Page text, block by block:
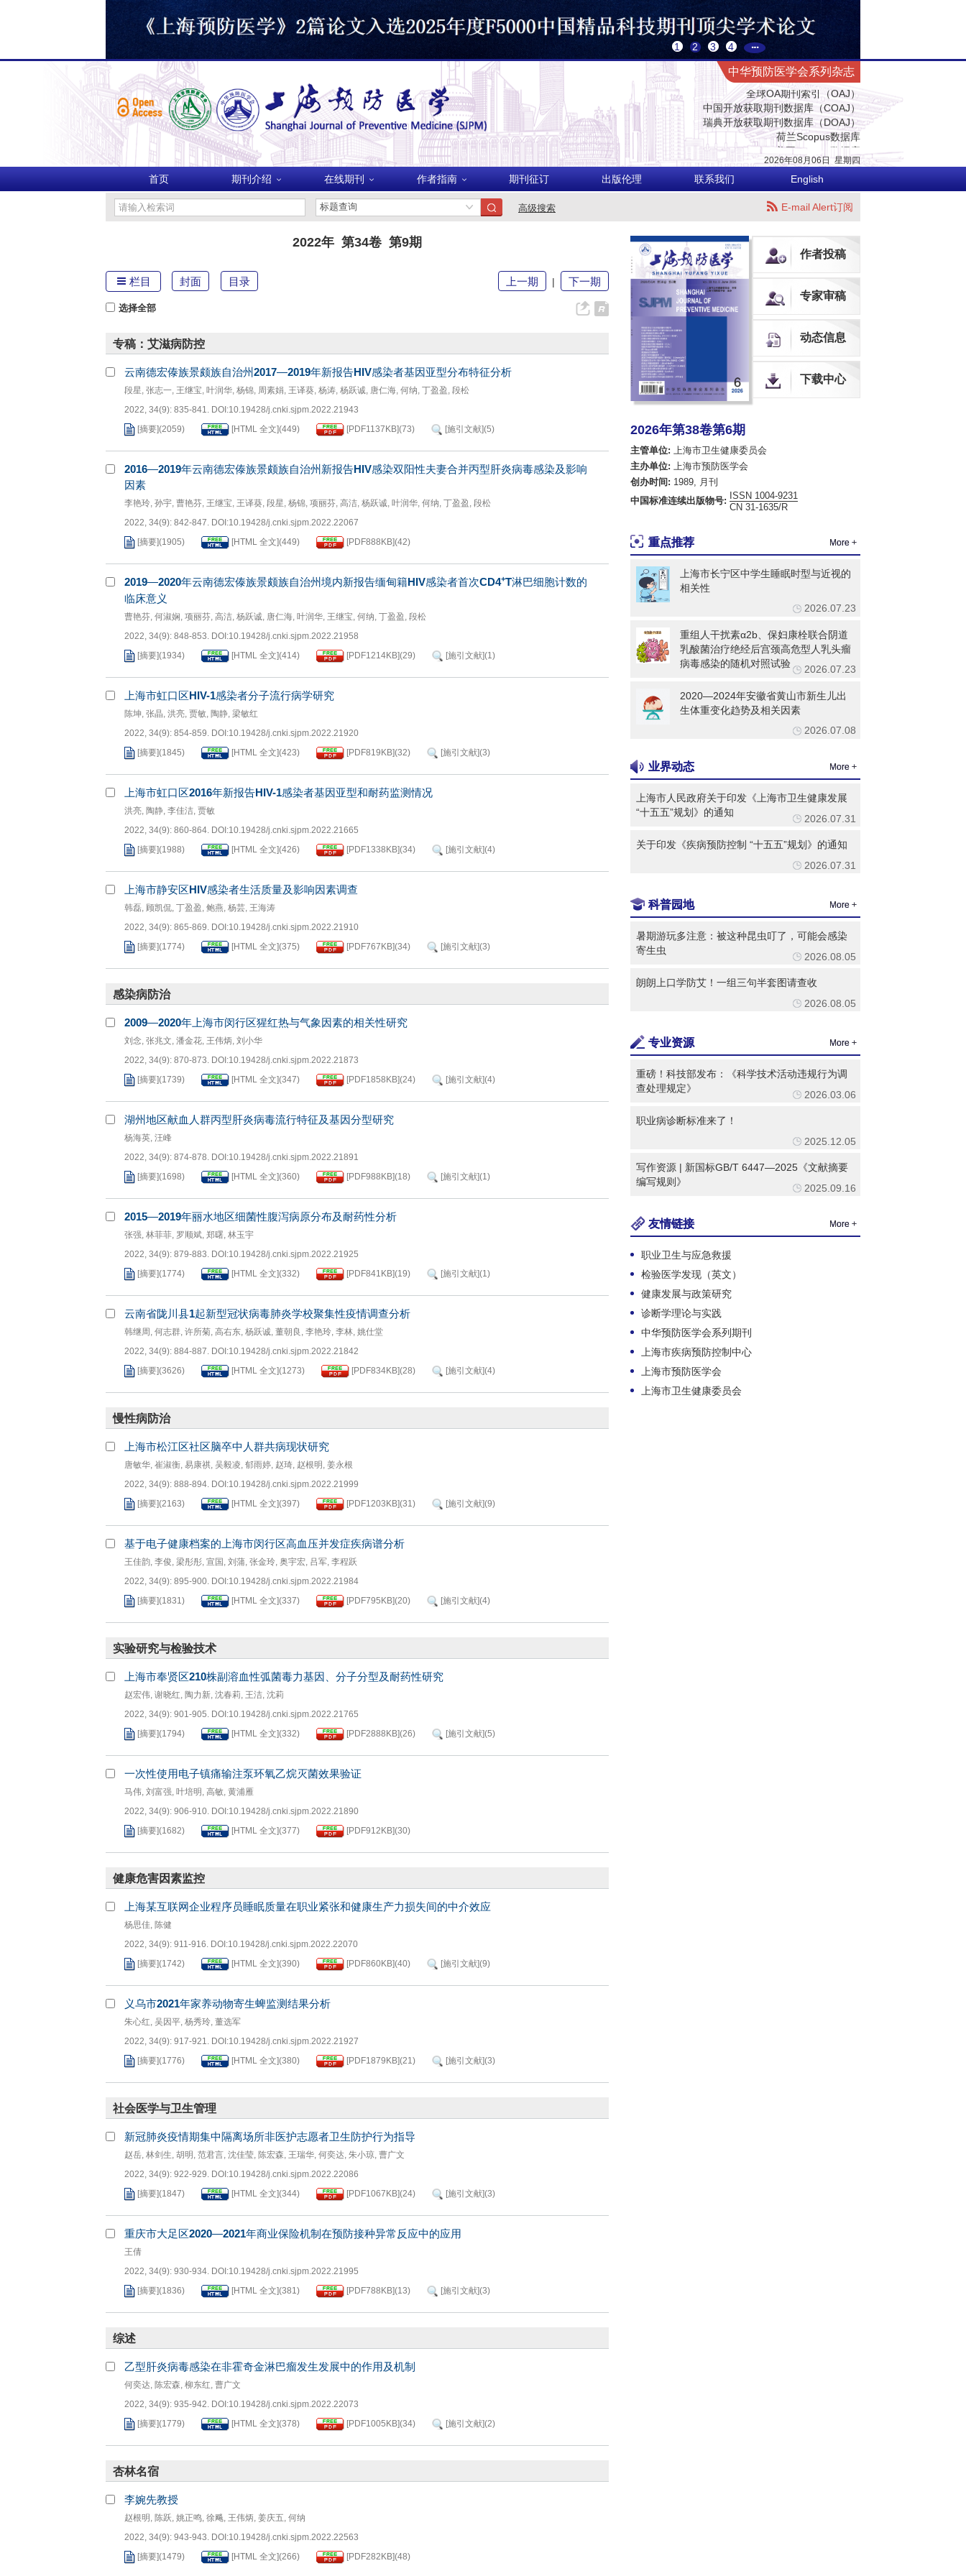
1 2 3 4
中华预防医学会系列杂志
预防医学与卫生学高质量科技期刊
中国科技核心期刊（中国科技论文统计源期刊）
CACJ中国应用型核心期刊
中国科学评价研究中心（RCCSE）源期刊
中国生物医学期刊引文数据库
全球OA期刊索引（OAJ）
中国开放获取期刊数据库（COAJ）
瑞典开放获取期刊数据库（DOAJ）
荷兰Scopus数据库
美国EBSCO数据库
美国化学文摘数据库（CA）
美国乌利希国际期刊指南（网络版）（Ulrich's Web）
英国国际农业与生物科学研究中心数据库（CABI）
英国全球健康数据库（Global Health）
波兰哥白尼索引期刊数据库（ICI World of Journals）
日本科学技术振兴机构数据库（JST）
欧洲学术出版中心数据库（EuroPub）
亚洲科学引文索引（ASCI）
世界卫生组织西太平洋地区医学索引（WPRIM）
预防医学与卫生学高质量科技期刊
中国科技核心期刊（中国科技论文统计源期刊）
CACJ中国应用型核心期刊
中国科学评价研究中心（RCCSE）源期刊
中国生物医学期刊引文数据库
全球OA期刊索引（OAJ）
中国开放获取期刊数据库（COAJ）
瑞典开放获取期刊数据库（DOAJ）
荷兰Scopus数据库
美国化学文摘数据库（CA）
美国乌利希国际期刊指南（网络版）（Ulrich's Web）
英国国际农业与生物科学研究中心数据库（CABI）
英国全球健康数据库（Global Health）
波兰哥白尼索引期刊数据库（ICI World of Journals）
日本科学技术振兴机构数据库（JST）
欧洲学术出版中心数据库（EuroPub）
世界卫生组织西太平洋地区医学索引（WPRIM）
2026年08月06日 星期四
首页 期刊介绍 在线期刊 作者指南 期刊征订 出版伦理 联系我们 English
高级搜索 E-mail Alert订阅
2022年 第34卷 第9期
上一期 | 下一期
栏目 封面 目录
选择全部
专稿：艾滋病防控
云南德宏傣族景颇族自治州2017—2019年新报告HIV感染者基因亚型分布特征分析
段星, 张志一, 王继宝, 叶润华, 杨锦, 周素娟, 王译葵, 杨涛, 杨跃诚, 唐仁海, 何纳, 丁盈盈 , 段松
2022, 34(9): 835-841. DOI:10.19428/j.cnki.sjpm.2022.21943
[摘要](2059) [HTML 全文](449) [PDF1137KB](73) [施引文献](5)
2016—2019年云南德宏傣族景颇族自治州新报告HIV感染双阳性夫妻合并丙型肝炎病毒感染及影响
因素
李艳玲, 孙宇, 曹艳芬, 王继宝, 王译葵, 段星, 杨锦, 项丽芬, 高洁, 杨跃诚, 叶润华, 何纳, 丁盈盈 , 段松
2022, 34(9): 842-847. DOI:10.19428/j.cnki.sjpm.2022.22067
[摘要](1905) [HTML 全文](449) [PDF888KB](42)
2019—2020年云南德宏傣族景颇族自治州境内新报告缅甸籍HIV感染者首次CD4+T淋巴细胞计数的
临床意义
曹艳芬, 何淑娴, 项丽芬, 高洁, 杨跃诚, 唐仁海, 叶润华, 王继宝, 何纳, 丁盈盈 , 段松
2022, 34(9): 848-853. DOI:10.19428/j.cnki.sjpm.2022.21958
[摘要](1934) [HTML 全文](414) [PDF1214KB](29) [施引文献](1)
上海市虹口区HIV-1感染者分子流行病学研究
陈坤, 张晶, 洪亮, 贾敏, 陶静, 梁敏红
2022, 34(9): 854-859. DOI:10.19428/j.cnki.sjpm.2022.21920
[摘要](1845) [HTML 全文](423) [PDF819KB](32) [施引文献](3)
上海市虹口区2016年新报告HIV-1感染者基因亚型和耐药监测情况
洪亮, 陶静, 李佳洁, 贾敏
2022, 34(9): 860-864. DOI:10.19428/j.cnki.sjpm.2022.21665
[摘要](1988) [HTML 全文](426) [PDF1338KB](34) [施引文献](4)
上海市静安区HIV感染者生活质量及影响因素调查
韩磊, 顾凯侃, 丁盈盈 , 鲍燕, 杨芸, 王海涛
2022, 34(9): 865-869. DOI:10.19428/j.cnki.sjpm.2022.21910
[摘要](1774) [HTML 全文](375) [PDF767KB](34) [施引文献](3)
感染病防治
2009—2020年上海市闵行区猩红热与气象因素的相关性研究
刘念, 张兆文, 潘金花, 王伟炳, 刘小华
2022, 34(9): 870-873. DOI:10.19428/j.cnki.sjpm.2022.21873
[摘要](1739) [HTML 全文](347) [PDF1858KB](24) [施引文献](4)
湖州地区献血人群丙型肝炎病毒流行特征及基因分型研究
杨海英, 汪峰
2022, 34(9): 874-878. DOI:10.19428/j.cnki.sjpm.2022.21891
[摘要](1698) [HTML 全文](360) [PDF988KB](18) [施引文献](1)
2015—2019年丽水地区细菌性腹泻病原分布及耐药性分析
张强, 林菲菲, 罗顺斌, 郑曙, 林玉宇
2022, 34(9): 879-883. DOI:10.19428/j.cnki.sjpm.2022.21925
[摘要](1774) [HTML 全文](332) [PDF841KB](19) [施引文献](1)
云南省陇川县1起新型冠状病毒肺炎学校聚集性疫情调查分析
韩继周, 何志群, 许所菊, 高右东, 杨跃诚, 董朝良 , 李艳玲, 李林, 姚仕堂
2022, 34(9): 884-887. DOI:10.19428/j.cnki.sjpm.2022.21842
[摘要](3626) [HTML 全文](1273) [PDF834KB](28) [施引文献](4)
慢性病防治
上海市松江区社区脑卒中人群共病现状研究
唐敏华, 崔淑衡, 易康祺, 吴毅凌, 郁雨婷, 赵琦, 赵根明, 姜永根
2022, 34(9): 888-894. DOI:10.19428/j.cnki.sjpm.2022.21999
[摘要](2163) [HTML 全文](397) [PDF1203KB](31) [施引文献](9)
基于电子健康档案的上海市闵行区高血压并发症疾病谱分析
王佳韵, 李俊, 梁彤彤, 宣国, 刘蒲, 张金玲, 奥宇宏, 吕军, 李程跃
2022, 34(9): 895-900. DOI:10.19428/j.cnki.sjpm.2022.21984
[摘要](1831) [HTML 全文](337) [PDF795KB](20) [施引文献](4)
实验研究与检验技术
上海市奉贤区210株副溶血性弧菌毒力基因、分子分型及耐药性研究
赵宏伟, 谢晓红, 陶力新, 沈春莉, 王洁, 沈莉
2022, 34(9): 901-905. DOI:10.19428/j.cnki.sjpm.2022.21765
[摘要](1794) [HTML 全文](332) [PDF2888KB](26) [施引文献](5)
一次性使用电子镇痛输注泵环氧乙烷灭菌效果验证
马伟, 刘富强, 叶培明, 高敏, 黄浦雁
2022, 34(9): 906-910. DOI:10.19428/j.cnki.sjpm.2022.21890
[摘要](1682) [HTML 全文](377) [PDF912KB](30)
健康危害因素监控
上海某互联网企业程序员睡眠质量在职业紧张和健康生产力损失间的中介效应
杨思佳, 陈健
2022, 34(9): 911-916. DOI:10.19428/j.cnki.sjpm.2022.22070
[摘要](1742) [HTML 全文](390) [PDF860KB](40) [施引文献](9)
义乌市2021年家养动物寄生蜱监测结果分析
朱心红, 吴因平, 杨秀玲, 董选军
2022, 34(9): 917-921. DOI:10.19428/j.cnki.sjpm.2022.21927
[摘要](1776) [HTML 全文](380) [PDF1879KB](21) [施引文献](3)
社会医学与卫生管理
新冠肺炎疫情期集中隔离场所非医护志愿者卫生防护行为指导
赵岳, 林剑生, 胡明, 范君言, 沈佳莹, 陈宏森, 王瑞华, 何奕达, 朱小琼, 曹广文
2022, 34(9): 922-929. DOI:10.19428/j.cnki.sjpm.2022.22086
[摘要](1847) [HTML 全文](344) [PDF1067KB](24) [施引文献](3)
重庆市大足区2020—2021年商业保险机制在预防接种异常反应中的应用
王倩
2022, 34(9): 930-934. DOI:10.19428/j.cnki.sjpm.2022.21995
[摘要](1836) [HTML 全文](381) [PDF788KB](13) [施引文献](3)
综述
乙型肝炎病毒感染在非霍奇金淋巴瘤发生发展中的作用及机制
何奕达, 陈宏森, 柳东红, 曹广文
2022, 34(9): 935-942. DOI:10.19428/j.cnki.sjpm.2022.22073
[摘要](1779) [HTML 全文](378) [PDF1005KB](34) [施引文献](2)
杏林名宿
李婉先教授
赵根明, 陈跃, 姚正鸣, 徐飚, 王伟炳, 姜庆五, 何纳
2022, 34(9): 943-943. DOI:10.19428/j.cnki.sjpm.2022.22563
[摘要](1479) [HTML 全文](266) [PDF282KB](48)
作者投稿
专家审稿
动态信息
下载中心
2026年第38卷第6期
主管单位:
上海市卫生健康委员会
主办单位:
上海市预防医学会
创办时间: 1989, 月刊
中国标准连续出版物号: ISSN 1004-9231
CN 31-1635/R
重点推荐 More +
上海市长宁区中学生睡眠时型与近视的
相关性
2026.07.23
重组人干扰素α2b、保妇康栓联合阴道
乳酸菌治疗绝经后宫颈高危型人乳头瘤
病毒感染的随机对照试验
2026.07.23
2020—2024年安徽省黄山市新生儿出
生体重变化趋势及相关因素
2026.07.08
业界动态 More +
上海市人民政府关于印发《上海市卫生健康发展
“十五五”规划》的通知
2026.07.31
关于印发《疾病预防控制 “十五五”规划》的通知
2026.07.31
科普园地 More +
暑期游玩多注意：被这种昆虫叮了，可能会感染
寄生虫
2026.08.05
朗朗上口学防艾！一组三句半套图请查收
2026.08.05
专业资源 More +
重磅！科技部发布：《科学技术活动违规行为调
查处理规定》
2026.03.06
职业病诊断标准来了！
2025.12.05
写作资源 | 新国标GB/T 6447—2025《文献摘要
编写规则》
2025.09.16
友情链接 More +
职业卫生与应急救援
检验医学发现（英文）
健康发展与政策研究
诊断学理论与实践
中华预防医学会系列期刊
上海市疾病预防控制中心
上海市预防医学会
上海市卫生健康委员会